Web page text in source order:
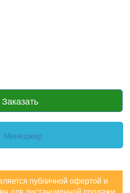
Заказать
Менеджер
публичной офертой и